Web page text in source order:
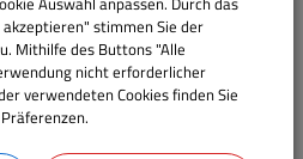
der
stimmen Sie der
Mithilfe des Buttons "Alle
nicht erforderlicher
verwendeten Cookies finden Sie